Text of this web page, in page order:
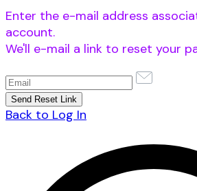
Enter the e-mail address
account.
We'll e-mail a link to reset your
Back to Log In